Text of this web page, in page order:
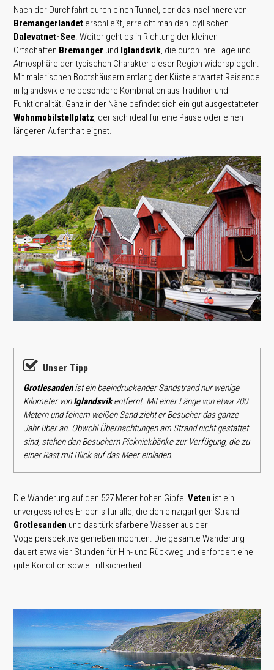
Nach der Durchfahrt durch einen Tunnel, der das Inselinnere von
Bremangerlandet erschließt, erreicht man den idyllischen
Dalevatnet-See. Weiter geht es in Richtung der kleinen
Ortschaften Bremanger und Iglandsvik, die durch ihre Lage und
Atmosphäre den typischen Charakter dieser Region widerspiegeln.
Mit malerischen Bootshäusern entlang der Küste erwartet Reisende
in Iglandsvik eine besondere Kombination aus Tradition und
Funktionalität. Ganz in der Nähe befindet sich ein gut ausgestatteter
Wohnmobilstellplatz, der sich ideal für eine Pause oder einen
längeren Aufenthalt eignet.
Unser Tipp
Grotlesandenist ein beeindruckender Sandstrand nur wenige
Kilometer vonIglandsvikentfernt. Mit einer Länge von etwa 700
Metern und feinem weißen Sand zieht er Besucher das ganze
Jahr über an. Obwohl Übernachtungen am Strand nicht gestattet
sind, stehen den Besuchern Picknickbänke zur Verfügung, die zu
einer Rast mit Blick auf das Meer einladen.
Die Wanderung auf den 527 Meter hohen GipfelVeten ist ein
unvergessliches Erlebnis für alle, die den einzigartigen Strand
Grotlesanden und das türkisfarbene Wasser aus der
Vogelperspektive genießen möchten. Die gesamte Wanderung
dauert etwa vier Stunden für Hin- und Rückweg und erfordert eine
gute Kondition sowie Trittsicherheit.